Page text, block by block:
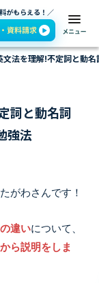
がもらえる！／
文法を理解!不定詞と動
詞と動名詞
強法
がわさんです！
違いについて、
ら説明をしま